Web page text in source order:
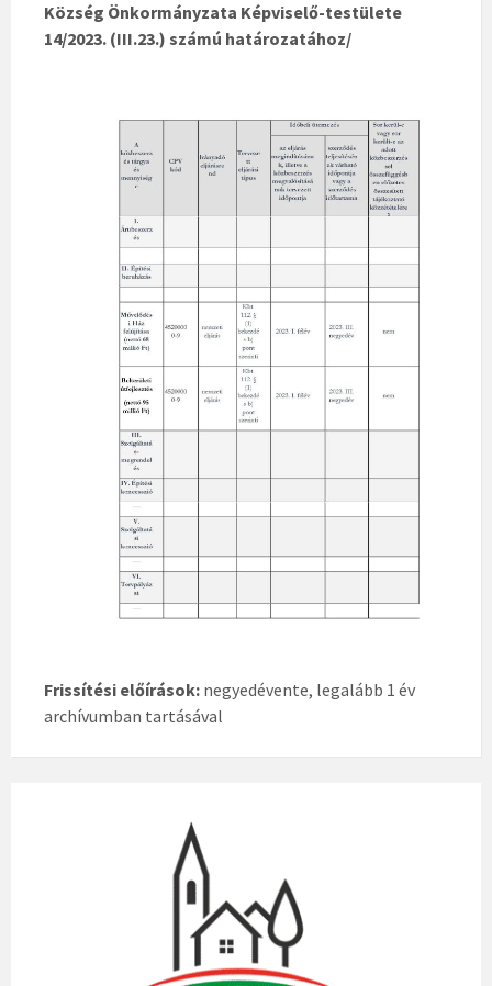
Község Önkormányzata Képviselő-testülete
14/2023. (III.23.) számú határozatához/
Frissítési előírások: negyedévente, legalább 1 év
archívumban tartásával